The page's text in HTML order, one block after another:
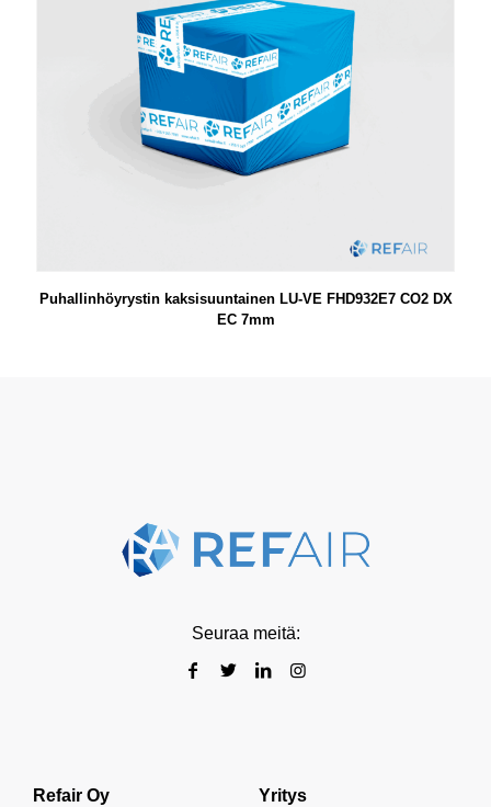
Puhallinhöyrystin kaksisuuntainen LU-VE FHD932E7 CO2 DX
EC 7mm
Seuraa meitä:
Refair Oy Yritys